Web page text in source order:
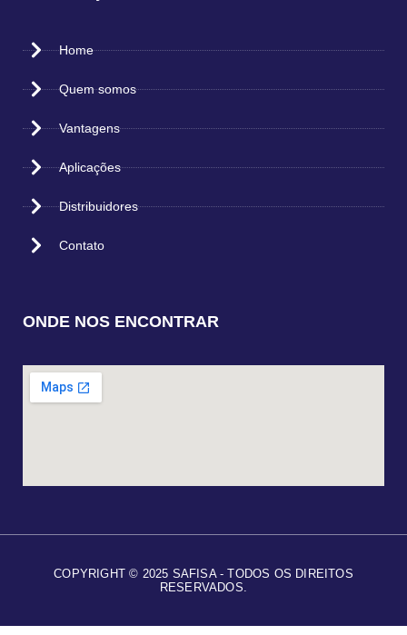
Home
Quem somos
Vantagens
Aplicações
Distribuidores
Contato
ONDE NOS ENCONTRAR
COPYRIGHT © 2025 SAFISA - TODOS OS DIREITOS
RESERVADOS.